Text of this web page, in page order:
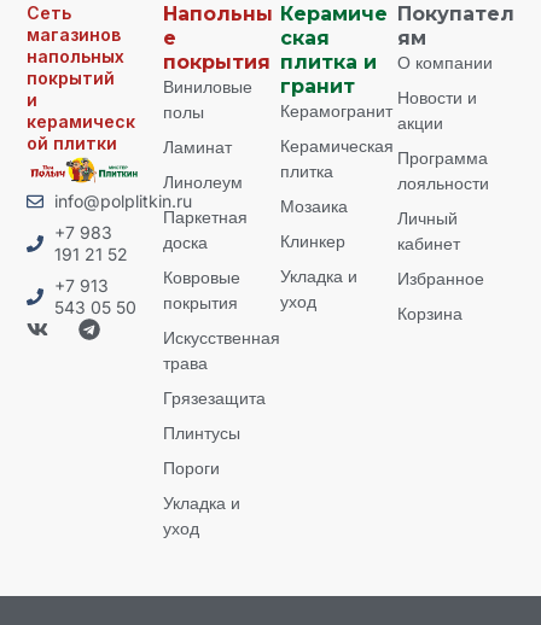
Сеть
магазинов
напольных
покрытий
и
керамическ
ой плитки
info@polplitkin.ru
+7 983
191 21 52
+7 913
543 05 50
Напольны
е
покрытия
Виниловые
полы
Ламинат
Линолеум
Паркетная
доска
Ковровые
покрытия
Искусственная
трава
Грязезащита
Плинтусы
Пороги
Укладка и
уход
Керамиче
ская
плитка и
гранит
Керамогранит
Керамическая
плитка
Мозаика
Клинкер
Укладка и
уход
Покупател
ям
О компании
Новости и
акции
Программа
лояльности
Личный
кабинет
Избранное
Корзина